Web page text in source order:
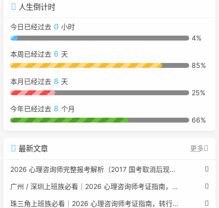
人生倒计时
今日已经过去 0 小时
4%
本周已经过去 6 天
85%
本月已经过去 8 天
25%
今年已经过去 8 个月
66%
最新文章 更多
2026 心理咨询师完整报考解析（2017 国考取消后现行权威体系 + 避坑全指南）
广州 / 深圳上班族必看｜2026 心理咨询师考证指南，转行副业、情绪疏导双收益
珠三角上班族必看｜2026 心理咨询师考证指南，转行副业、情绪疏导双收益